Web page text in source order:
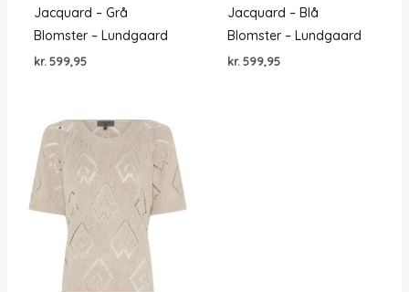
Jacquard – Grå
Blomster – Lundgaard
kr. 599,95
Jacquard – Blå
Blomster – Lundgaard
kr. 599,95